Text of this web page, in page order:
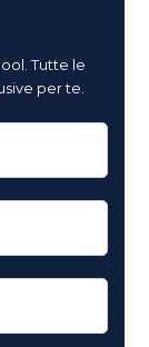
Tutte le
per te.